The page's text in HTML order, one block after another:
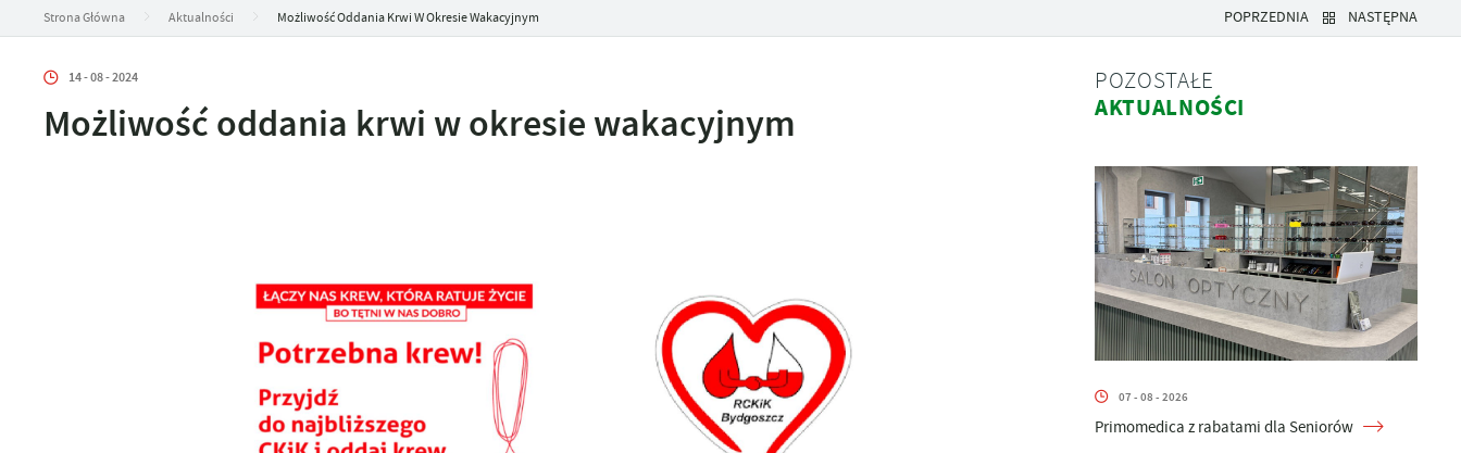
Strona Główna Aktualności Możliwość Oddania Krwi W Okresie Wakacyjnym POPRZEDNIA NASTĘPNA
14 - 08 - 2024
Możliwość oddania krwi w okresie wakacyjnym
POZOSTAŁE
AKTUALNOŚCI
07 - 08 - 2026
Primomedica z rabatami dla Seniorów